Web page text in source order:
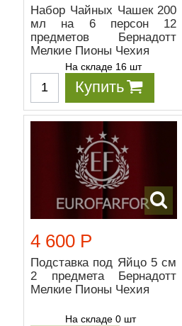
Набор Чайных Чашек 200
мл на 6 персон 12
предметов Бернадотт
Мелкие Пионы Чехия
На складе 16 шт
Купить
4 600 Р
Подставка под Яйцо 5 см
2 предмета Бернадотт
Мелкие Пионы Чехия
На складе 0 шт